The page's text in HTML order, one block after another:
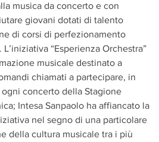
musica da concerto e con
giovani dotati di talento
di corsi di perfezionamento
“Esperienza Orchestra”
musicale destinato a
chiamati a partecipare, in
concerto della Stagione
Intesa Sanpaolo ha affiancato la
nel segno di una particolare
della cultura musicale tra i più